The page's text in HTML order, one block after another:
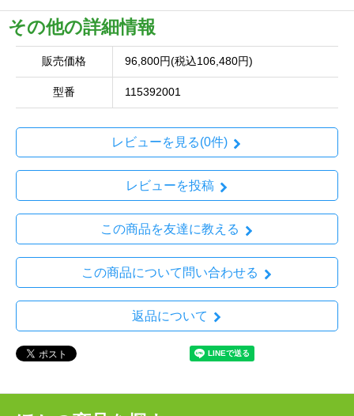
その他の詳細情報
販売価格 96,800円(税込106,480円)
型番 115392001
レビューを見る(0件)
レビューを投稿
この商品を友達に教える
この商品について問い合わせる
返品について